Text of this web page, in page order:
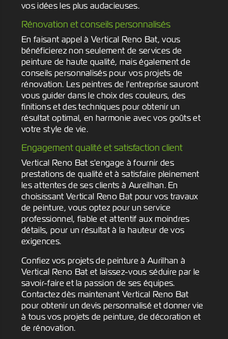
vos idées les plus audacieuses.
Rénovation et conseils personnalisés
En faisant appel à Vertical Reno Bat, vous
bénéficierez non seulement de services de
peinture de haute qualité, mais également de
conseils personnalisés pour vos projets de
rénovation. Les peintres de l'entreprise sauront
vous guider dans le choix des couleurs, des
finitions et des techniques pour obtenir un
résultat optimal, en harmonie avec vos goûts et
votre style de vie.
Engagement qualité et satisfaction client
Vertical Reno Bat s'engage à fournir des
prestations de qualité et à satisfaire pleinement
les attentes de ses clients à Aureilhan. En
choisissant Vertical Reno Bat pour vos travaux
de peinture, vous optez pour un service
professionnel, fiable et attentif aux moindres
détails, pour un résultat à la hauteur de vos
exigences.
Confiez vos projets de peinture à Aurilhan à
Vertical Reno Bat et laissez-vous séduire par le
savoir-faire et la passion de ses équipes.
Contactez dès maintenant Vertical Reno Bat
pour obtenir un devis personnalisé et donner vie
à tous vos projets de peinture, de décoration et
de rénovation.